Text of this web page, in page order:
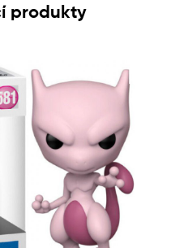
produkty